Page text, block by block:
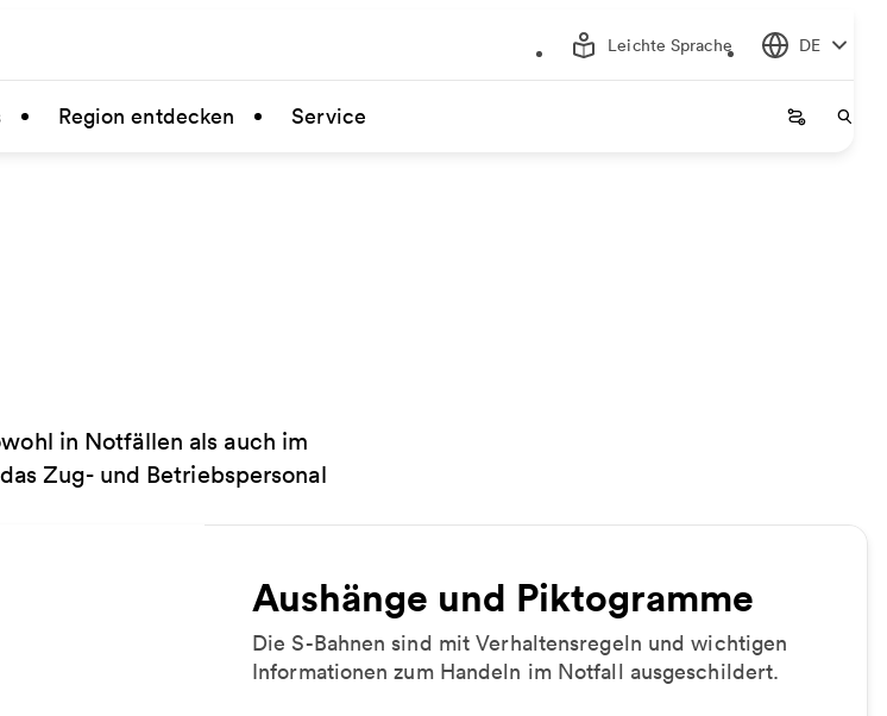
Leichte Sprache DE
Region entdecken Service Startseite
in Notfällen als auch im
Zug- und Betriebspersonal
Aushänge und Piktogramme
Die S-Bahnen sind mit Verhaltensregeln und wichtigen
Informationen zum Handeln im Notfall ausgeschildert.